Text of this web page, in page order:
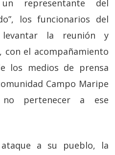
representante del
los funcionarios del
levantar la reunión y
con el acompañamiento
los medios de prensa
Campo Maripe
no pertenecer a ese
a su pueblo, la